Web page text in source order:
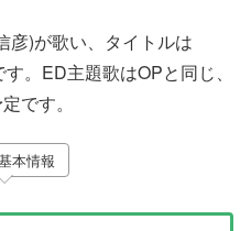
彦)が歌い、タイトルは
。ED主題歌はOPと同じ、
です。
本情報